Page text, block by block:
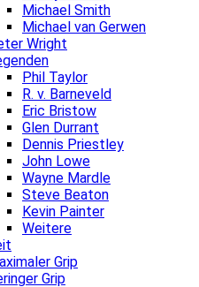
Michael Smith
Michael van Gerwen
Wright
Phil Taylor
R. v. Barneveld
Eric Bristow
Glen Durrant
Dennis Priestley
John Lowe
Wayne Mardle
Steve Beaton
Kevin Painter
Weitere
Grip
Grip